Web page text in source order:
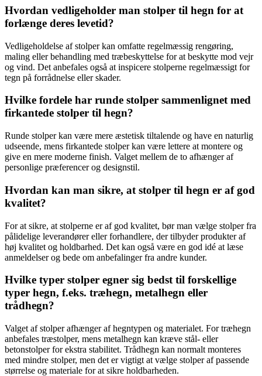
Hvordan vedligeholder man stolper til hegn for at
forlænge deres levetid?
Vedligeholdelse af stolper kan omfatte regelmæssig rengøring,
maling eller behandling med træbeskyttelse for at beskytte mod vejr
og vind. Det anbefales også at inspicere stolperne regelmæssigt for
tegn på forrådnelse eller skader.
Hvilke fordele har runde stolper sammenlignet med
firkantede stolper til hegn?
Runde stolper kan være mere æstetisk tiltalende og have en naturlig
udseende, mens firkantede stolper kan være lettere at montere og
give en mere moderne finish. Valget mellem de to afhænger af
personlige præferencer og designstil.
Hvordan kan man sikre, at stolper til hegn er af god
kvalitet?
For at sikre, at stolperne er af god kvalitet, bør man vælge stolper fra
pålidelige leverandører eller forhandlere, der tilbyder produkter af
høj kvalitet og holdbarhed. Det kan også være en god idé at læse
anmeldelser og bede om anbefalinger fra andre kunder.
Hvilke typer stolper egner sig bedst til forskellige
typer hegn, f.eks. træhegn, metalhegn eller
trådhegn?
Valget af stolper afhænger af hegntypen og materialet. For træhegn
anbefales træstolper, mens metalhegn kan kræve stål- eller
betonstolper for ekstra stabilitet. Trådhegn kan normalt monteres
med mindre stolper, men det er vigtigt at vælge stolper af passende
størrelse og materiale for at sikre holdbarheden.